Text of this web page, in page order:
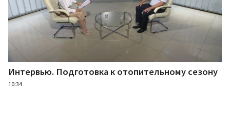
Интервью. Подготовка к отопительному сезону
10:34